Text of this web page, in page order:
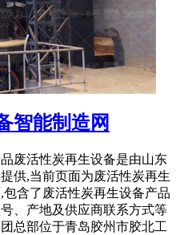
智能制造网
废活性炭再生设备是由山东
供,当前页面为废活性炭再生
含了废活性炭再生设备产品
、产地及供应商联系方式等
总部位于青岛胶州市胶北工